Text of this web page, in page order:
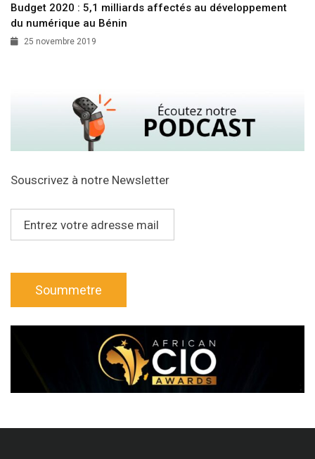
Budget 2020 : 5,1 milliards affectés au développement
du numérique au Bénin
25 novembre 2019
Souscrivez à notre Newsletter